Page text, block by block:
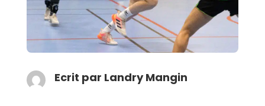
Ecrit par Landry Mangin